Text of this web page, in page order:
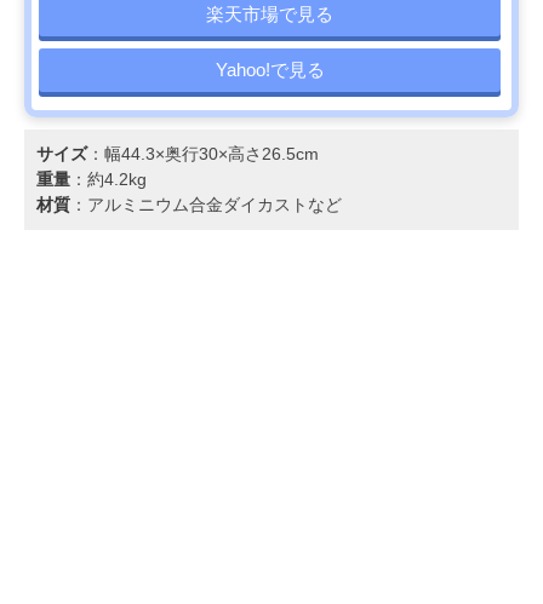
楽天市場で見る
Yahoo!で見る
サイズ：幅44.3×奥行30×高さ26.5cm
重量 ：約4.2kg
材質 ：アルミニウム合金ダイカストなど